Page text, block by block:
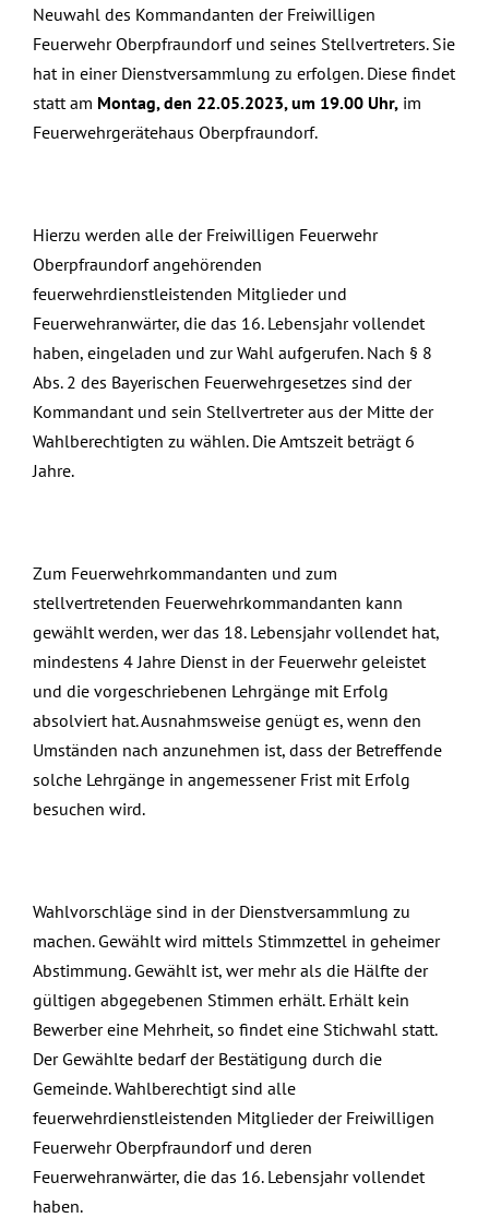
Neuwahl des Kommandanten der Freiwilligen
Feuerwehr Oberpfraundorf und seines Stellvertreters. Sie
hat in einer Dienstversammlung zu erfolgen. Diese findet
statt am Montag, den 22.05.2023, um 19.00 Uhr, im
Feuerwehrgerätehaus Oberpfraundorf.
Hierzu werden alle der Freiwilligen Feuerwehr
Oberpfraundorf angehörenden
feuerwehrdienstleistenden Mitglieder und
Feuerwehranwärter, die das 16. Lebensjahr vollendet
haben, eingeladen und zur Wahl aufgerufen. Nach § 8
Abs. 2 des Bayerischen Feuerwehrgesetzes sind der
Kommandant und sein Stellvertreter aus der Mitte der
Wahlberechtigten zu wählen. Die Amtszeit beträgt 6
Jahre.
Zum Feuerwehrkommandanten und zum
stellvertretenden Feuerwehrkommandanten kann
gewählt werden, wer das 18. Lebensjahr vollendet hat,
mindestens 4 Jahre Dienst in der Feuerwehr geleistet
und die vorgeschriebenen Lehrgänge mit Erfolg
absolviert hat. Ausnahmsweise genügt es, wenn den
Umständen nach anzunehmen ist, dass der Betreffende
solche Lehrgänge in angemessener Frist mit Erfolg
besuchen wird.
Wahlvorschläge sind in der Dienstversammlung zu
machen. Gewählt wird mittels Stimmzettel in geheimer
Abstimmung. Gewählt ist, wer mehr als die Hälfte der
gültigen abgegebenen Stimmen erhält. Erhält kein
Bewerber eine Mehrheit, so findet eine Stichwahl statt.
Der Gewählte bedarf der Bestätigung durch die
Gemeinde. Wahlberechtigt sind alle
feuerwehrdienstleistenden Mitglieder der Freiwilligen
Feuerwehr Oberpfraundorf und deren
Feuerwehranwärter, die das 16. Lebensjahr vollendet
haben.